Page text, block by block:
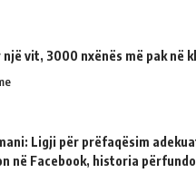
një vit, 3000 nxënës më pak në
Ligji për prëfaqësim
në Facebook, historia